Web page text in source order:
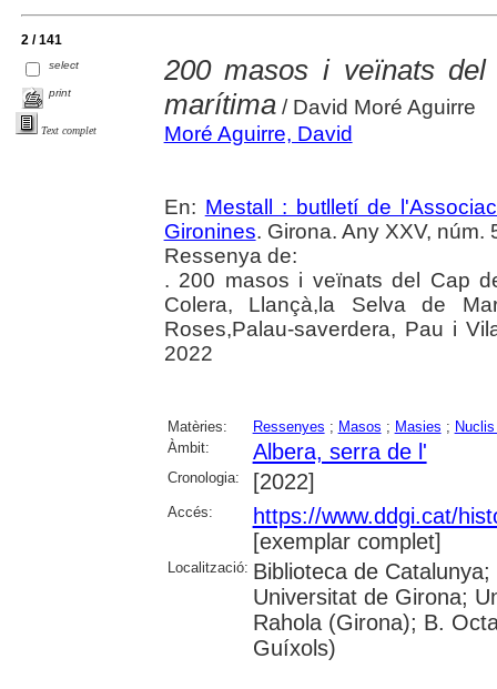
2 / 141
select
print
Text complet
200 masos i veïnats
marítima/ David Moré Aguirre
Moré Aguirre, David
En: Mestall : butlletí de
Gironines. Girona. Any XXV, núm.
Ressenya de:
. 200 masos i veïnats del Cap
Colera, Llançà,la Selva de
Roses,Palau-saverdera, Pau i
2022
Matèries: Ressenyes ; Masos ; Masies ;
Àmbit:
Albera, serra de l'
Cronologia: [2022]
Accés:
https://www.ddgi.cat/
[exemplar complet]
Localització: Biblioteca de
Universitat de Girona;
Rahola (Girona); B.
Guíxols)